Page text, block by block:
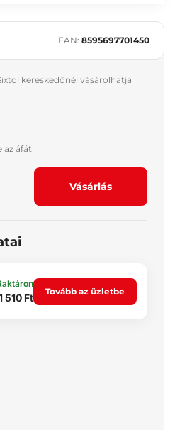
EAN: 8595697701450
kereskedőnél vásárolhatja
az áfát
Vásárlás
510 Ft
Tovább az üzletbe